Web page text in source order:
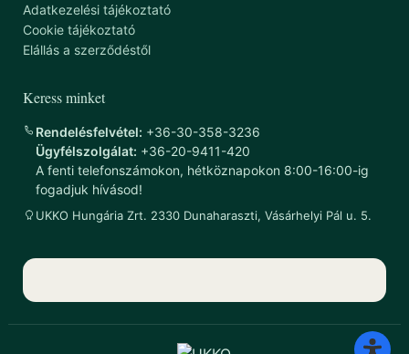
Adatkezelési tájékoztató
Cookie tájékoztató
Elállás a szerződéstől
Keress minket
Rendelésfelvétel: +36-30-358-3236
Ügyfélszolgálat: +36-20-9411-420
A fenti telefonszámokon, hétköznapokon 8:00-16:00-ig
fogadjuk hívásod!
UKKO Hungária Zrt. 2330 Dunaharaszti, Vásárhelyi Pál u. 5.